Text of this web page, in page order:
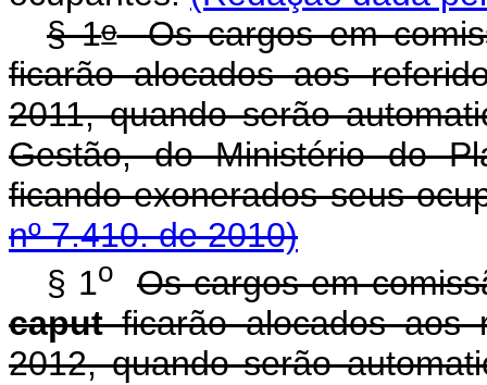
§ 1oOs cargos em
ficarão alocados aos
2011, quando serão
Gestão, do Ministério do
ficando exonerados seus
nº 7.410. de 2010)
§ 1o
Os cargos em
caputficarão alocados aos
2012, quando serão